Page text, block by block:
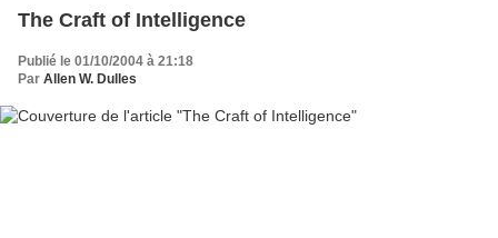
The Craft of Intelligence
Publié le 01/10/2004 à 21:18
Par Allen W. Dulles